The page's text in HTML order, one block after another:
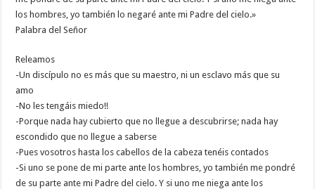
los hombres, yo también lo negaré ante mi Padre del cielo.»
Palabra del Señor
Releamos
-Un discípulo no es más que su maestro, ni un esclavo más que su
amo
-No les tengáis miedo!!
-Porque nada hay cubierto que no llegue a descubrirse; nada hay
escondido que no llegue a saberse
-Pues vosotros hasta los cabellos de la cabeza tenéis contados
-Si uno se pone de mi parte ante los hombres, yo también me pondré
de su parte ante mi Padre del cielo. Y si uno me niega ante los